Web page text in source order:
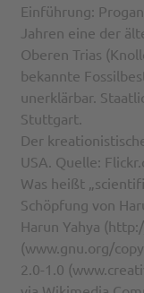
Einführung:
Jahren eine der
Oberen Trias
bekannte
unerklärbar.
Stuttgart.
Der
USA. Quelle:
Was heißt
Schöpfung von
Harun Yahya
(www.gnu.org/
2.0-1.0